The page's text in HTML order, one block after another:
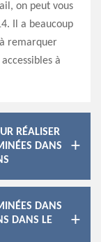
on peut vous
Il a beaucoup
remarquer
à
RÉALISER
DANS
DANS
DANS LE